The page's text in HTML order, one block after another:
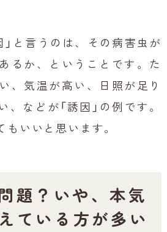
」と言うのは、その病害虫が
るか、ということです。た
、気温が高い、日照が足り
などが「誘因」の例です。
いいと思います。
題？いや、本気
ている方が多い